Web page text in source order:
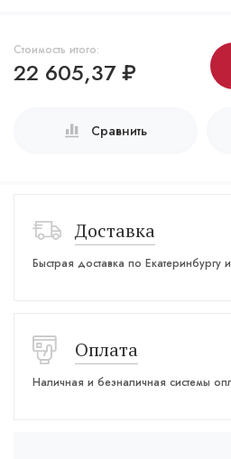
Стоимость итого:
22 605,37₽
Сравнить
Доставка
Быстрая доставка по Екатеринбургу
Оплата
Наличная и безналичная системы